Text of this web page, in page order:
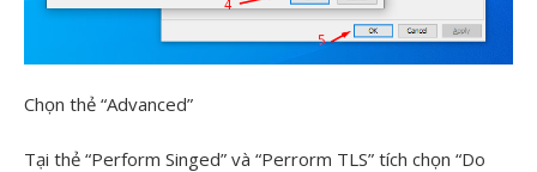
Chọn thẻ “Advanced”
Tại thẻ “Perform Singed” và “Perrorm TLS” tích chọn “Do